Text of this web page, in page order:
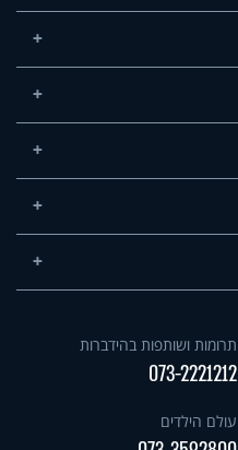
תרומות ושותפות בהידברות
073-2221212
עולם הילדים